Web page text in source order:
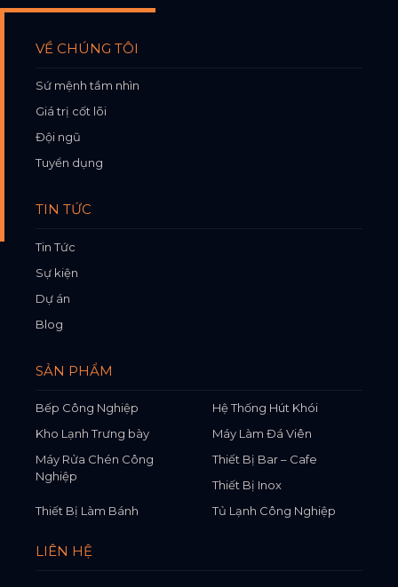
VỀ CHÚNG TÔI
Sứ mệnh tầm nhìn
Giá trị cốt lõi
Đội ngũ
Tuyển dụng
TIN TỨC
Tin Tức
Sự kiện
Dự án
Blog
SẢN PHẨM
Bếp Công Nghiệp
Hệ Thống Hút Khói
Kho Lạnh Trưng bày
Máy Làm Đá Viên
Máy Rửa Chén Công
Nghiệp
Thiết Bị Bar – Cafe
Thiết Bị Inox
Thiết Bị Làm Bánh
Tủ Lạnh Công Nghiệp
LIÊN HỆ